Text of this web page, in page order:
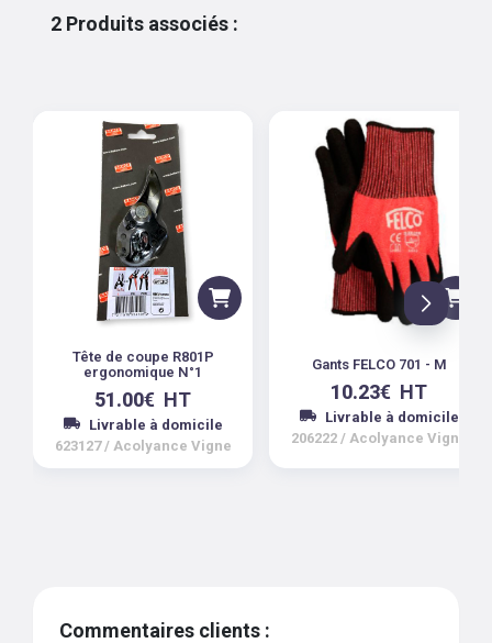
2 Produits associés :
Tête de coupe R801P
ergonomique N°1
51.00€ HT
Livrable à domicile
623127 / Acolyance Vigne
Gants FELCO 701 - M
10.23€ HT
Livrable à domicile
206222 / Acolyance Vigne
Commentaires clients :